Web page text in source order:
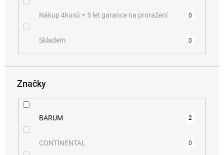
Nákup 4kusů = 5 let garance na proražení 0
Skladem 0
Značky
BARUM 2
CONTINENTAL 0